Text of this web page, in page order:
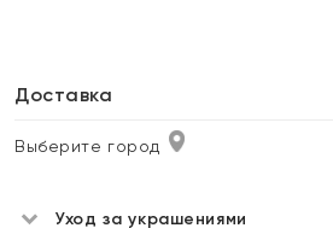
Доставка
Выберите город
Уход за украшениями